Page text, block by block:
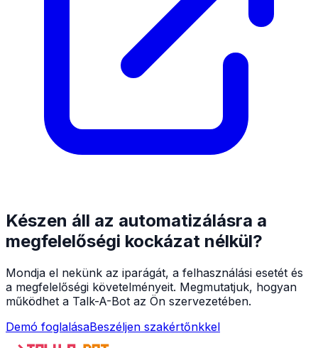
Készen áll az automatizálásra a
megfelelőségi kockázat nélkül?
Mondja el nekünk az iparágát, a felhasználási esetét és
a megfelelőségi követelményeit. Megmutatjuk, hogyan
működhet a Talk-A-Bot az Ön szervezetében.
Demó foglalásaBeszéljen szakértőnkkel